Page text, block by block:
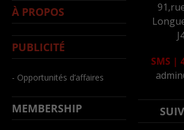
À PROPOS
PUBLICITÉ
- Opportunités d’affaires
MEMBERSHIP
SMS |